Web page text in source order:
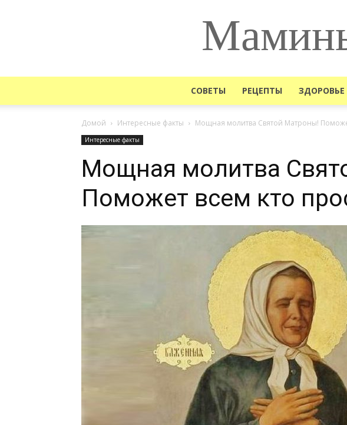
СОВЕТЫ РЕЦЕПТЫ ЗДОРОВЬЕ
Домой Интересные факты Мощная молитва Святой Матроны!
Интересные факты
Мощная молитва
Поможет всем кто